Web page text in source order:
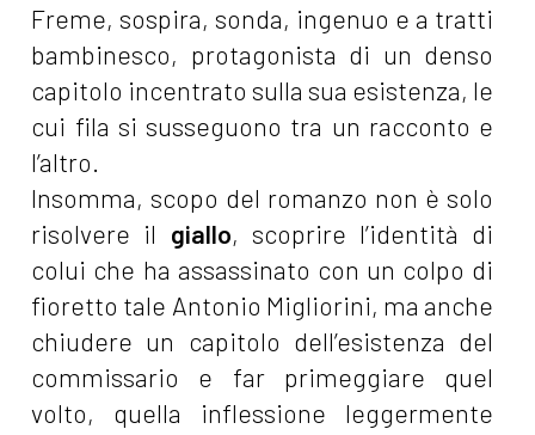
Freme, sospira, sonda, ingenuo e a tratti
bambinesco, protagonista di un denso
capitolo incentrato sulla sua esistenza, le
cui fila si susseguono tra un racconto e
l’altro.
Insomma, scopo del romanzo non è solo
risolvere il giallo, scoprire l’identità di
colui che ha assassinato con un colpo di
fioretto tale Antonio Migliorini, ma anche
chiudere un capitolo dell’esistenza del
commissario e far primeggiare quel
volto, quella inflessione leggermente